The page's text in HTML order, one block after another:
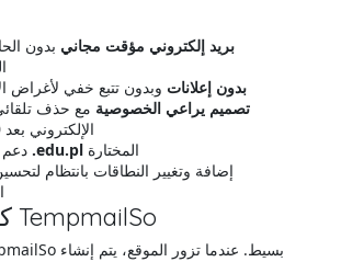
بريد إلكتروني مؤقت مجاني بدون
بدون إعلانات وبدون تتبع خفي لأغراض
تصميم يراعي الخصوصية مع حذف
الإلكتروني بعد 30 يومًا
.edu.pl المختارة
إضافة وتغيير النطاقات بانتظام
كيف تعمل TempmailSo